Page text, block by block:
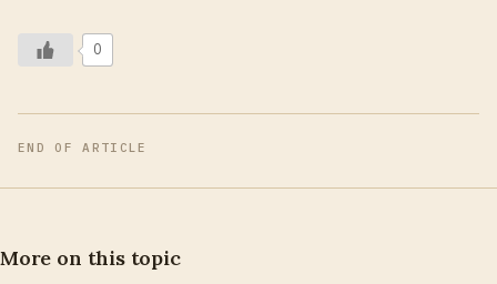
0
END OF ARTICLE
More on this topic